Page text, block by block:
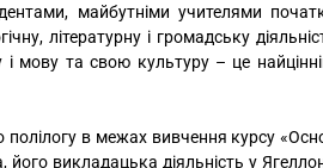
майбутніми учителями
літературну і громадську
мову та свою культуру – це
в межах вивчення курсу
викладацька діяльність у